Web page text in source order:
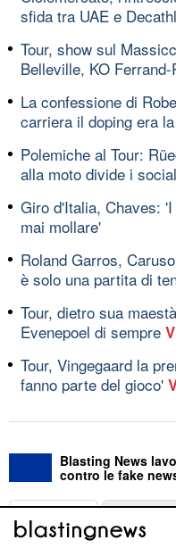
sfida tra UAE e
Tour, show sul
Belleville, KO
La confessione di
carriera il doping era
Polemiche al Tour:
alla moto divide i
Giro d'Italia, Chaves:
mai mollare'
Roland Garros,
è solo una partita di
Tour, dietro sua
Evenepoel di sempre
Tour, Vingegaard la
fanno parte del gioco'
Blasting News
contro le fake
ABOUT